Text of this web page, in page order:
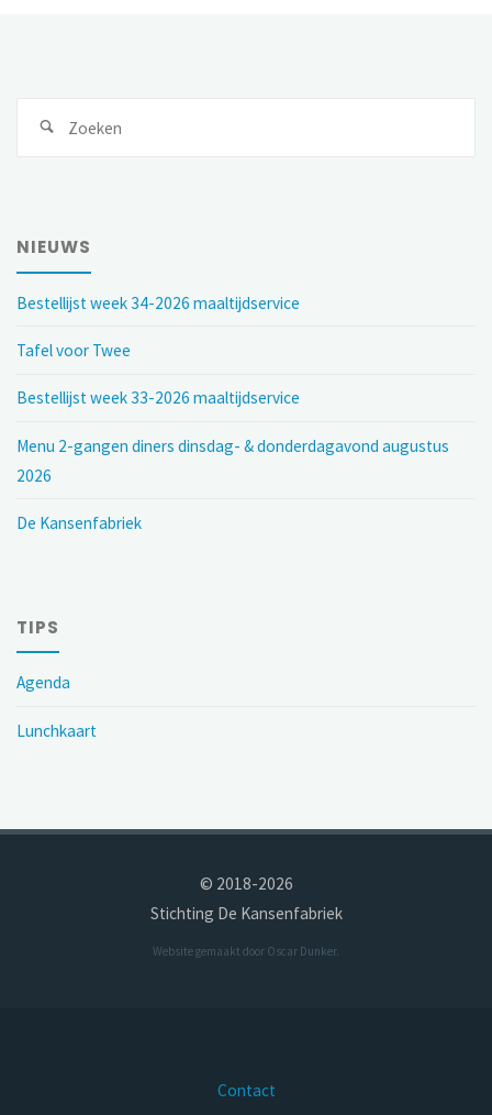
NIEUWS
Bestellijst week 34-2026 maaltijdservice
Tafel voor Twee
Bestellijst week 33-2026 maaltijdservice
Menu 2-gangen diners dinsdag- & donderdagavond augustus
2026
De Kansenfabriek
TIPS
Agenda
Lunchkaart
© 2018-2026
Stichting De Kansenfabriek
Website gemaakt door Oscar Dunker.
Contact